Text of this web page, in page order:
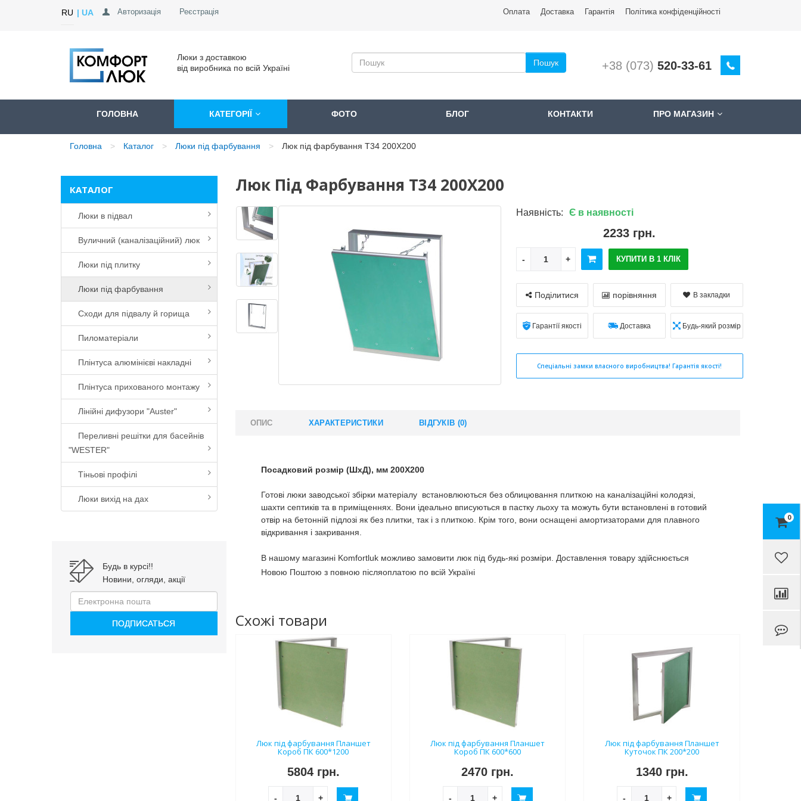
RU UA Авторизація Реєстрація Оплата Доставкa Гарантія Політика конфіденційності
Люки з доставкою
від виробника по всій Україні
Пошук +38 (073) 520-33-61
ГОЛОВНА КАТЕГОРІЇ ФОТО БЛОГ КОНТАКТИ ПРО МАГАЗИН
0
Головна Каталог Люки під фарбування Люк під фарбування Т34 200X200
КАТАЛОГ
Люки в підвал
Вуличний (каналізаційний) люк
Люки під плитку
Люки під фарбування
Сходи для підвалу й горища
Пиломатеріали
Плінтуса алюмінієві накладні
Плінтуса прихованого монтажу
Лінійні дифузори "Auster"
Переливні решітки для басейнів
"WESTER"
Тіньові профілі
Люки вихід на дах
Будь в курсі!!
Новини, огляди, акції
Люк Під Фарбування Т34 200X200
Наявність: Є в наявності
2233 грн.
КУПИТИ В 1 КЛІК
Поділитися порівняння В закладки
Гарантії якості Доставка Будь-який розмір
Спеціальні замки власного виробництва! Гарантія якості!
ОПИС ХАРАКТЕРИСТИКИ ВІДГУКІВ (0)
Посадковий розмір (ШхД), мм 200X200
Готові люки заводської збірки матеріалу встановлюються без облицювання плиткою на каналізаційні колодязі,
шахти септиків та в приміщеннях. Вони ідеально вписуються в пастку льоху та можуть бути встановлені в готовий
отвір на бетонній підлозі як без плитки, так і з плиткою. Крім того, вони оснащені амортизаторами для плавного
відкривання і закривання.
В нашому магазині Komfortluk можливо замовити люк під будь-які розміри. Доставлення товару здійснюється
Новою Поштою з повною післяоплатою по всій Україні
Схожі товари
Люк під фарбування Планшет
Короб ПК 600*1200
5804 грн.
- +
Люк під фарбування Планшет
Короб ПК 600*600
2470 грн.
- +
Люк під фарбування Планшет
Куточок ПК 200*200
1340 грн.
- +